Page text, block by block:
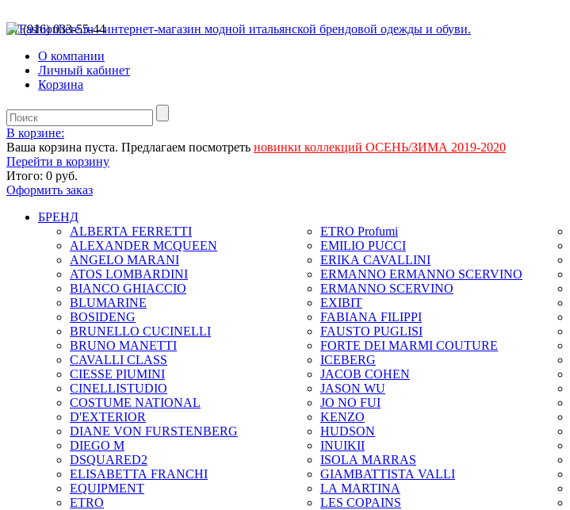
+7 (916) 033-55-44
О компании
Личный кабинет
Корзина
В корзине:
Ваша корзина пуста. Предлагаем посмотреть новинки коллекций ОСЕНЬ/ЗИМА 2019-2020
Перейти в корзину
Итого: 0 руб.
Оформить заказ
БРЕНД
ALBERTA FERRETTI
ALEXANDER MCQUEEN
ANGELO MARANI
ATOS LOMBARDINI
BIANCO GHIACCIO
BLUMARINE
BOSIDENG
BRUNELLO CUCINELLI
BRUNO MANETTI
CAVALLI CLASS
CIESSE PIUMINI
CINELLISTUDIO
COSTUME NATIONAL
D'EXTERIOR
DIANE VON FURSTENBERG
DIEGO M
DSQUARED2
ELISABETTA FRANCHI
EQUIPMENT
ETRO
ETRO Profumi
EMILIO PUCCI
ERIKA CAVALLINI
ERMANNO ERMANNO SCERVINO
ERMANNO SCERVINO
EXIBIT
FABIANA FILIPPI
FAUSTO PUGLISI
FORTE DEI MARMI COUTURE
ICEBERG
JACOB COHEN
JASON WU
JO NO FUI
KENZO
HUDSON
INUIKII
ISOLA MARRAS
GIAMBATTISTA VALLI
LA MARTINA
LES COPAINS